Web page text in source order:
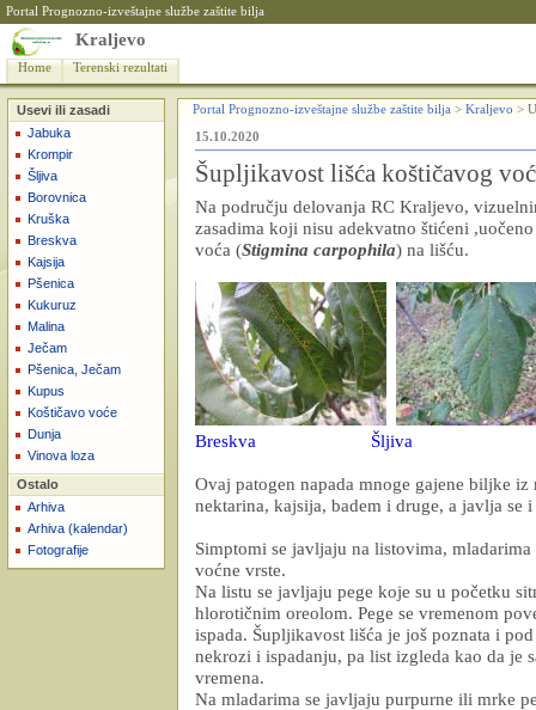
Portal Prognozno-izveštajne službe zaštite bilja
Kraljevo
Home Terenski rezultati
Usevi ili zasadi
Jabuka
Krompir
Šljiva
Borovnica
Kruška
Breskva
Kajsija
Pšenica
Kukuruz
Malina
Ječam
Pšenica, Ječam
Kupus
Koštičavo voće
Dunja
Vinova loza
Ostalo
Arhiva
Arhiva (kalendar)
Fotografije
Portal Prognozno-izveštajne službe zaštite bilja > Kraljevo >
15.10.2020
Šupljikavost lišća koštičavog
Na području delovanja RC Kraljevo,
zasadima koji nisu adekvatno štićeni
voća (Stigmina carpophila) na lišću.
Breskva Šljiva
Ovaj patogen napada mnoge gajene biljke
nektarina, kajsija, badem i druge, a javlja
Simptomi se javljaju na listovima,
voćne vrste.
Na listu se javljaju pege koje su u početku
hlorotičnim oreolom. Pege se vremenom
ispada. Šupljikavost lišća je još poznata i
nekrozi i ispadanju, pa list izgleda kao da je
vremena.
Na mladarima se javljaju purpurne ili mrke